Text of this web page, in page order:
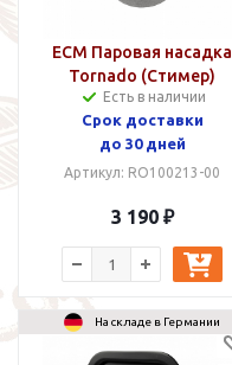
ECM Паровая насадка
Tornado (Стимер)
Есть в наличии
Срок доставки
до 30 дней
Артикул: RO100213-00
3 190 ₽
На складе в Германии